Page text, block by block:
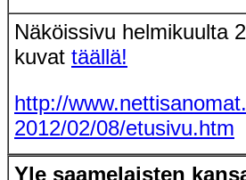
Näköissivu helmikuulta
kuvat täällä!
http://
2012/02/08/etusivu.htm
Yle saamelaisten